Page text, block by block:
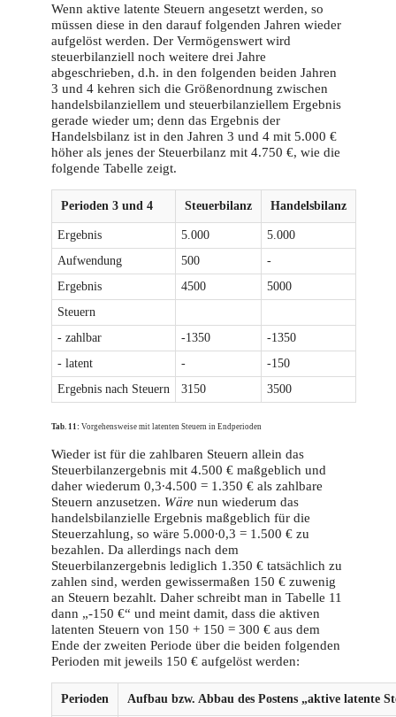
Wenn aktive latente Steuern angesetzt werden, so
müssen diese in den darauf folgenden Jahren wieder
aufgelöst werden. Der Vermögenswert wird
steuerbilanziell noch weitere drei Jahre
abgeschrieben, d.h. in den folgenden beiden Jahren
3 und 4 kehren sich die Größenordnung zwischen
handelsbilanziellem und steuerbilanziellem Ergebnis
gerade wieder um; denn das Ergebnis der
Handelsbilanz ist in den Jahren 3 und 4 mit 5.000 €
höher als jenes der Steuerbilanz mit 4.750 €, wie die
folgende Tabelle zeigt.
Perioden 3 und 4 Steuerbilanz Handelsbilanz
Ergebnis 5.000
5.000
Aufwendung
500
-
Ergebnis
4500
5000
Steuern
- zahlbar
-1350
-1350
- latent
-
-150
Ergebnis nach Steuern
3150 3500
Tab. 11: Vorgehensweise mit latenten Steuern in Endperioden
Wieder ist für die zahlbaren Steuern allein das
Steuerbilanzergebnis mit 4.500 € maßgeblich und
daher wiederum 0,3∙4.500 = 1.350 € als zahlbare
Steuern anzusetzen. Wäre nun wiederum das
handelsbilanzielle Ergebnis maßgeblich für die
Steuerzahlung, so wäre 5.000∙0,3 = 1.500 € zu
bezahlen. Da allerdings nach dem
Steuerbilanzergebnis lediglich 1.350 € tatsächlich zu
zahlen sind, werden gewissermaßen 150 € zuwenig
an Steuern bezahlt. Daher schreibt man in Tabelle 11
dann „-150 €“ und meint damit, dass die aktiven
latenten Steuern von 150 + 150 = 300 € aus dem
Ende der zweiten Periode über die beiden folgenden
Perioden mit jeweils 150 € aufgelöst werden:
Perioden Aufbau bzw. Abbau des Postens „aktive latente